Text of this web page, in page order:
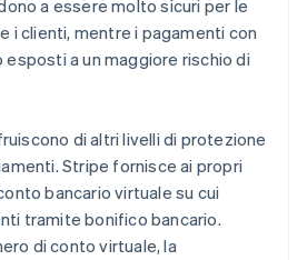
a essere molto sicuri per le
i clienti, mentre i pagamenti con
a un maggiore rischio di
di altri livelli di protezione
Stripe fornisce ai propri
bancario virtuale su cui
tramite bonifico bancario.
di conto virtuale, la